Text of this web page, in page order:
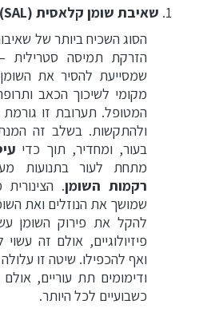
שאיבת שומן קלאסית (SAL)
הסוג השכיח ביותר של
הזרקת תמיסה
שמסייעת להסיר את
מקומי לשיכוך הכאב
המטופל. תערובת זו
ולהתקשות. בשלב זה
בעור, ומחדיר, תוך כדי
מתחת לעור בתנועות
רקמות השומן.
שמושך את הנוזלים ואת
להקל את פירוק השומן
פיזיולוגיים, אולם זה
ואף להכפילו. שיטה זו
ודימומים תת עוריים,
כשבועיים לכל היותר.